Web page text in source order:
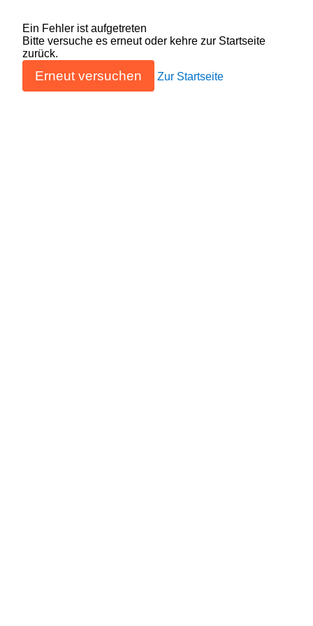
Ein Fehler ist aufgetreten
Bitte versuche es erneut oder kehre zur Startseite
zurück.
Erneut versuchen Zur Startseite